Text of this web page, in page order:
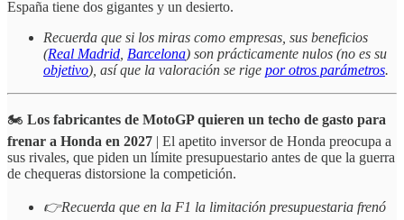
España tiene dos gigantes y un desierto.
Recuerda que si los miras como empresas, sus beneficios
(Real Madrid, Barcelona) son prácticamente nulos (no es su
objetivo), así que la valoración se rige por otros parámetros.
🏍️ Los fabricantes de MotoGP quieren un techo de gasto para
frenar a Honda en 2027 | El apetito inversor de Honda preocupa a
sus rivales, que piden un límite presupuestario antes de que la guerra
de chequeras distorsione la competición.
👉Recuerda que en la F1 la limitación presupuestaria frenó